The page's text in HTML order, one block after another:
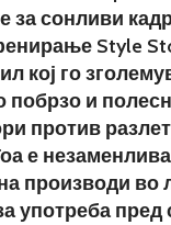
за сонливи
Style
кој го
и
против
е
производи во
употреба